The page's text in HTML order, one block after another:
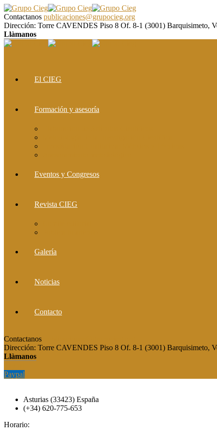
Contactanos publicaciones@grupocieg.org
Dirección: Torre CAVENDES Piso 8 Of. 8-1 (3001) Barquisimeto,
Llàmanos
El CIEG
Formación y asesoría
Eventos y Congresos
Revista CIEG
Galería
Noticias
Contacto
Contactanos
Dirección: Torre CAVENDES Piso 8 Of. 8-1 (3001) Barquisimeto,
Llàmanos
Paypal
Asturias (33423) España
(+34) 620-775-653
Horario: